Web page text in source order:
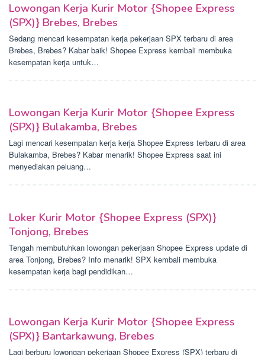
Lowongan Kerja Kurir Motor {Shopee Express
(SPX)} Brebes, Brebes
Sedang mencari kesempatan kerja pekerjaan SPX terbaru di area
Brebes, Brebes? Kabar baik! Shopee Express kembali membuka
kesempatan kerja untuk…
Lowongan Kerja Kurir Motor {Shopee Express
(SPX)} Bulakamba, Brebes
Lagi mencari kesempatan kerja kerja Shopee Express terbaru di area
Bulakamba, Brebes? Kabar menarik! Shopee Express saat ini
menyediakan peluang…
Loker Kurir Motor {Shopee Express (SPX)}
Tonjong, Brebes
Tengah membutuhkan lowongan pekerjaan Shopee Express update di
area Tonjong, Brebes? Info menarik! SPX kembali membuka
kesempatan kerja bagi pendidikan…
Lowongan Kerja Kurir Motor {Shopee Express
(SPX)} Bantarkawung, Brebes
Lagi berburu lowongan pekerjaan Shopee Express (SPX) terbaru di